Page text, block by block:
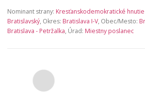
Nominant strany: Kresťanskodemokratické hnutie
Bratislavský, Okres: Bratislava I-V, Obec/Mesto:
Bratislava - Petržalka, Úrad: Miestny poslanec